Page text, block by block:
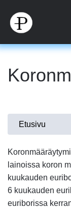
pääsisältöön
Olet
täällä
Etusivu
lainoissa koron
kuukauden
6 kuukauden
euriborissa